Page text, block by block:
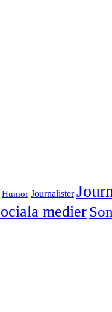
Humor Journalister
medier